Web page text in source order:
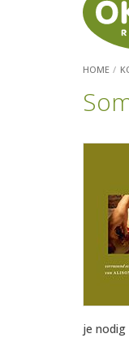
HOME
je nodig